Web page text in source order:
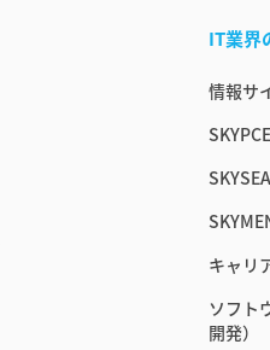
IT業界
情報サ
キャリ
ソフト
開発）